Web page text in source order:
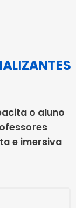
o aluno
e imersiva